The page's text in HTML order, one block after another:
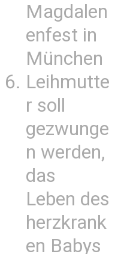
Magdalen
enfest in
München
Leihmutte
r soll
gezwunge
n werden,
das
Leben des
herzkrank
en Babys